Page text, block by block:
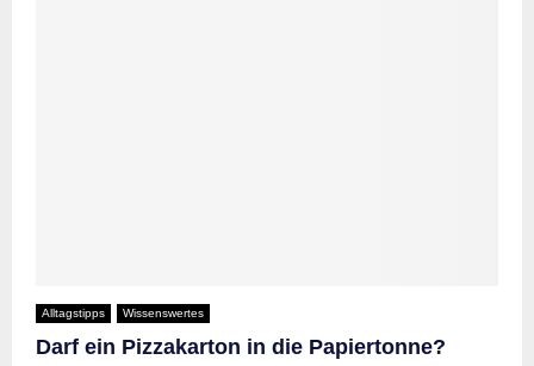
Alltagstipps Wissenswertes
Darf ein Pizzakarton in die Papiertonne?